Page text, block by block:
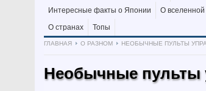
Интересные факты о Японии
О вселенной
О странах
Топы
ГЛАВНАЯ
О РАЗНОМ НЕОБЫЧНЫЕ ПУЛЬТЫ
Необычные пульты